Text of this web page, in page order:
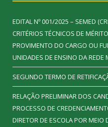
EDITAL Nº 001/2025 – SEMED
CRITÉRIOS TÉCNICOS DE
PROVIMENTO DO CARGO OU
UNIDADES DE ENSINO DA REDE
SEGUNDO TERMO DE
RELAÇÃO PRELIMINAR DOS
PROCESSO DE
DIRETOR DE ESCOLA POR MEIO